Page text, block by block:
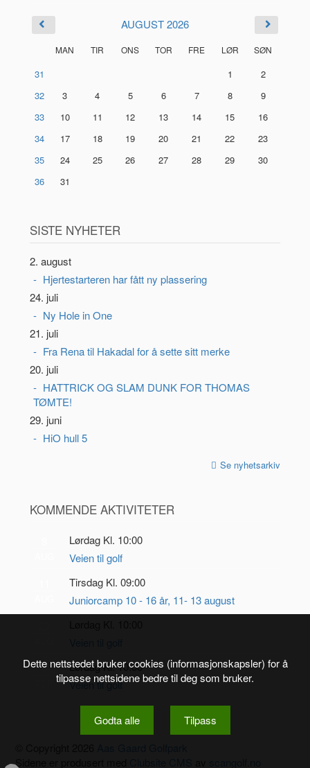
AUGUST 2026
MAN TIR ONS TOR FRE LØR SØN
31 1
2
32
3 4 5 6 7 8
9
33
10 11 12 13 14 15
16
34
17 18 19 20 21 22
23
35
24 25 26 27 28 29
30
36
31
SISTE NYHETER
2. august
Hjertestarteren har fått ny plassering
24. juli
Ny Hole in One
21. juli
Fra Rena til Hakadal for å sette sitt merke
20. juli
HATTRICK OG SLAM DUNK FOR THOMAS
TØMTE!
29. juni
HiO hull 5
Se nyhetsarkiv
KOMMENDE AKTIVITETER
Lørdag Kl. 10:00
Veien til golf
Tirsdag Kl. 09:00
Juniorcamp 10 - 16 år, 11- 13 august
5
Lørdag Kl. 10:00
Veien til golf
Sidene er produsert med
Dette nettstedet bruker cookies (informasjonskapsler) for å
tilpasse nettsidene bedre til deg som bruker.
Godta alle Tilpass